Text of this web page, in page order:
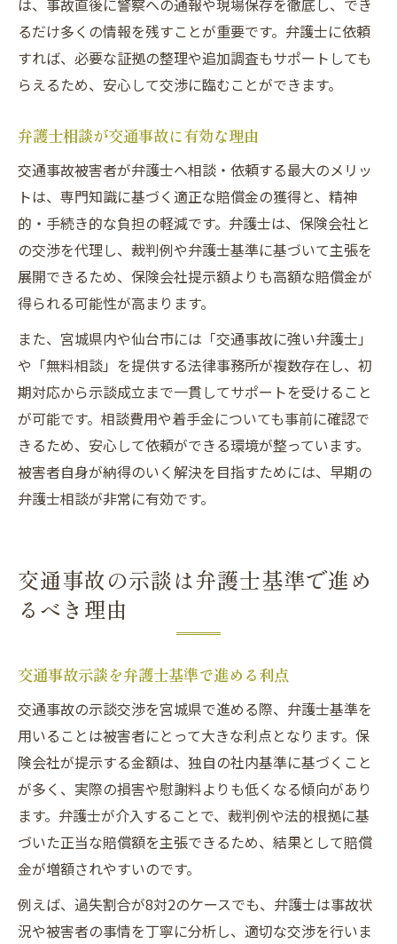
は、事故直後に警察への通報や現場保存を徹底し、でき
るだけ多くの情報を残すことが重要です。弁護士に依頼
すれば、必要な証拠の整理や追加調査もサポートしても
らえるため、安心して交渉に臨むことができます。
弁護士相談が交通事故に有効な理由
交通事故被害者が弁護士へ相談・依頼する最大のメリッ
トは、専門知識に基づく適正な賠償金の獲得と、精神
的・手続き的な負担の軽減です。弁護士は、保険会社と
の交渉を代理し、裁判例や弁護士基準に基づいて主張を
展開できるため、保険会社提示額よりも高額な賠償金が
得られる可能性が高まります。
また、宮城県内や仙台市には「交通事故に強い弁護士」
や「無料相談」を提供する法律事務所が複数存在し、初
期対応から示談成立まで一貫してサポートを受けること
が可能です。相談費用や着手金についても事前に確認で
きるため、安心して依頼ができる環境が整っています。
被害者自身が納得のいく解決を目指すためには、早期の
弁護士相談が非常に有効です。
交通事故の示談は弁護士基準で進め
るべき理由
交通事故示談を弁護士基準で進める利点
交通事故の示談交渉を宮城県で進める際、弁護士基準を
用いることは被害者にとって大きな利点となります。保
険会社が提示する金額は、独自の社内基準に基づくこと
が多く、実際の損害や慰謝料よりも低くなる傾向があり
ます。弁護士が介入することで、裁判例や法的根拠に基
づいた正当な賠償額を主張できるため、結果として賠償
金が増額されやすいのです。
例えば、過失割合が8対2のケースでも、弁護士は事故状
況や被害者の事情を丁寧に分析し、適切な交渉を行いま